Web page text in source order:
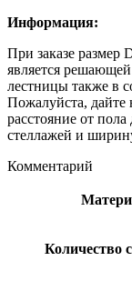
Информация:
При заказе размер
является
лестницы также в
Пожалуйста, дайте
расстояние от
стеллажей и
Комментарий
Количество